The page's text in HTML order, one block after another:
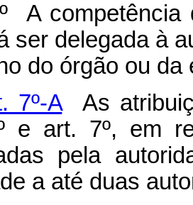
A
ser delegada à
do órgão ou da
7º-AAs
e art. 7º, em
pela
a até duas